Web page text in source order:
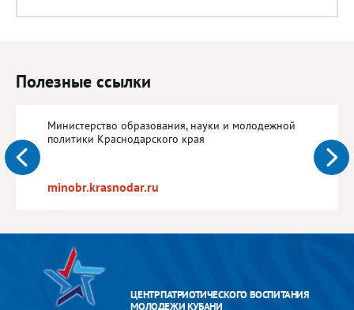
Полезные ссылки
Министерство образования, науки и молодежной
политики Краснодарского края
minobr.krasnodar.ru
ЦЕНТР ПАТРИОТИЧЕСКОГО ВОСПИТАНИЯ
МОЛОДЕЖИ КУБАНИ